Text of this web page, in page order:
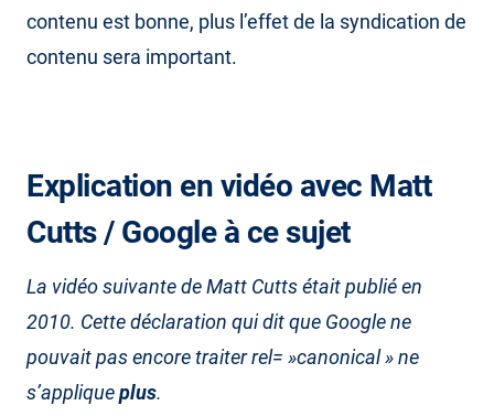
contenu est bonne, plus l’effet de la syndication de
contenu sera important.
Explication en vidéo avec Matt
Cutts / Google à ce sujet
La vidéo suivante de Matt Cutts était publié en
2010. Cette déclaration qui dit que Google ne
pouvait pas encore traiter rel= »canonical » ne
s’appliqueplus.